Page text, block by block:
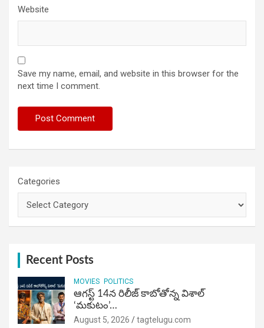
Website
Save my name, email, and website in this browser for the
next time I comment.
Categories
Recent Posts
MOVIES POLITICS
ఆగస్ట్ 14న రిలీజ్ కాబోతోన్న విశాల్
‘మకుటం’…
August 5, 2026 tagtelugu.com